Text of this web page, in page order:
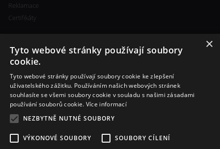
Reklamace
Certifikáty
Kontakty
+420 773 693 673
info@cigareta-shop.cz
×
Tyto webové stránky používají soubory
cookie.
Tyto webové stránky používají soubory cookie ke zlepšení
uživatelského zážitku. Používáním našich webových stránek
souhlasíte se všemi soubory cookie v souladu s našimi zásadami
používání souborů cookie. Více informací
NEZBYTNĚ NUTNÉ SOUBORY
VÝKONOVÉ SOUBORY SOUBORY CÍLENÍ